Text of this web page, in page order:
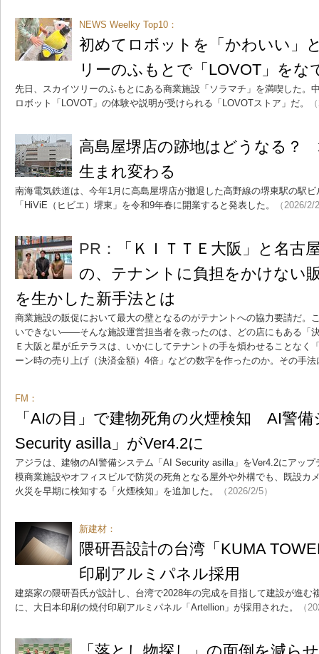
NEWS Weelky Top10：
初めてロボットを「かわいい
リーのふもとで「LOVOT」をな
先日、スカイツリーのふもとにある商業施設「ソラマチ」を満喫した。
ロボット「LOVOT」の体験や説明が受けられる「LOVOTストア」だ。
高島屋堺店の跡地はどうなる？
生まれ変わる
南海電気鉄道は、今年1月に高島屋堺店が撤退した高野線の堺東駅の駅
「HiViE（ヒビエ）堺東」を令和9年春に開業すると発表した。
（2026/2/
PR：
「ＫＩＴＴＥ大阪」と名古
の、テナントに負担をかけない
を生かした新手法とは
商業施設の販促において最大の壁となるのがテナントへの協力要請だ。
いできない――そんな施設運営担当者を救ったのは、どの店にもある「
Ｅ大阪と星が丘テラスは、いかにしてテナントの手を煩わせることなく
ーン時の売り上げ（決済金額）4倍」などの数字を作ったのか。その手法
FM：
「AIの目」で建物死角の火煙検知 AI警
Security asilla」がVer4.2に
アジラは、建物のAI警備システム「AI Security asilla」をVer4.2にアッ
模商業施設やオフィスビルで防災の死角となる屋外や外構でも、既設カ
火災を早期に検知する「火煙検知」を追加した。
（2026/2/5）
新建材：
隈研吾設計の台湾「KUMA
印刷アルミパネル採用
建築家の隈研吾氏が設計し、台湾で2028年の完成を目指して建設が進む
に、大日本印刷の焼付印刷アルミパネル「Artellion」が採用された。
（